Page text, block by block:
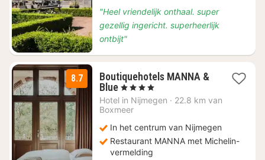
"Heel vriendelijk onthaal. super
gezellig ingericht. superheerlijk
ontbijt"
8.7
Boutiquehotels MANNA &
Blue1
nacht
vanaf
119
, 4 Sterren
Hotel in Nijmegen · 22.8 km van
Boxmeer
In het centrum van Nijmegen
Restaurant MANNA met Michelin-
vermelding